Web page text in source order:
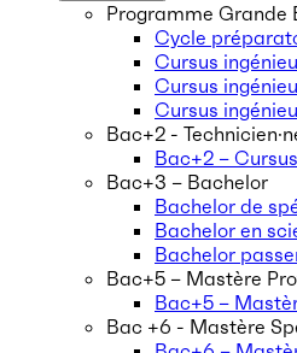
Programme Grande
Cycle
Cursus
Cursus
Cursus
Bac+2 -
Bac+2 –
Bac+3 – Bachelor
Bachelor de
Bachelor en
Bachelor
Bac+5 – Mastère
Bac+5 –
Bac +6 - Mastère